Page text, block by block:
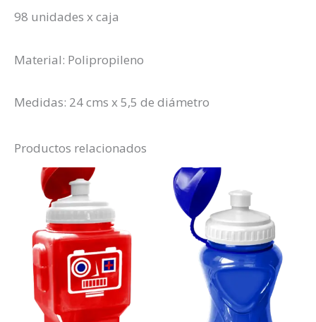
98 unidades x caja
Material: Polipropileno
Medidas: 24 cms x 5,5 de diámetro
Productos relacionados